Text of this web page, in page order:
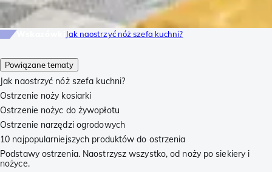
Powiązane tematy
Jak naostrzyć nóż szefa kuchni?
Ostrzenie noży kosiarki
Ostrzenie nożyc do żywopłotu
Ostrzenie narzędzi ogrodowych
10 najpopularniejszych produktów do ostrzenia
Podstawy ostrzenia. Naostrzysz wszystko, od noży po siekiery i
nożyce.
Jak naostrzyć nóż szefa kuchni?